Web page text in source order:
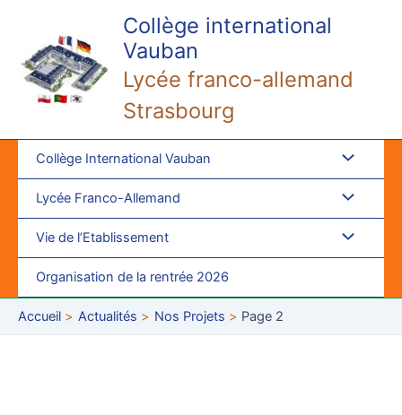
contenu
Collège international
Vauban
Lycée franco-allemand
Strasbourg
Collège International Vauban
Lycée Franco-Allemand
Vie de l’Etablissement
Organisation de la rentrée 2026
Accueil Actualités Nos Projets Page 2